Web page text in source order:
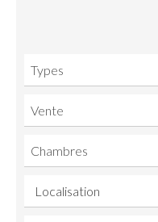
Types
Vente
Chambres
Localisation